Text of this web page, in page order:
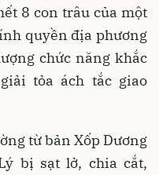
8 con trâu của một
quyền địa phương
chức năng khắc
tỏa ách tắc giao
từ bản Xốp Dương
bị sạt lở, chia cắt,